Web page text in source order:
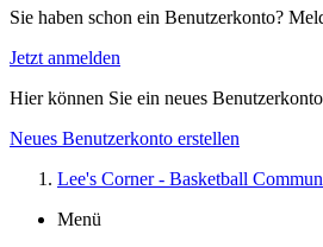
Sie haben schon ein Benutzerkonto?
Jetzt anmelden
Hier können Sie ein neues
Neues Benutzerkonto erstellen
Lee's Corner - Basketball
Menü